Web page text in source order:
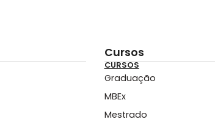
Cursos
CURSOS
Graduação
MBEx
Mestrado